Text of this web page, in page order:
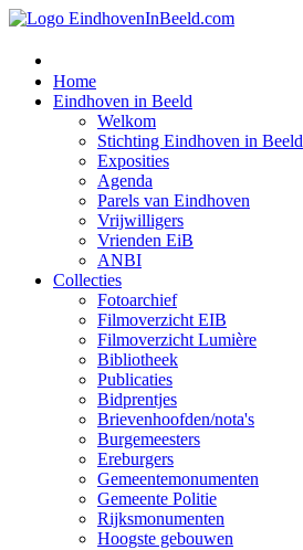
Home
Eindhoven in Beeld
Welkom
Stichting Eindhoven in Beeld
Exposities
Agenda
Parels van Eindhoven
Vrijwilligers
Vrienden EiB
ANBI
Collecties
Fotoarchief
Filmoverzicht EIB
Filmoverzicht Lumière
Bibliotheek
Publicaties
Bidprentjes
Brievenhoofden/nota's
Burgemeesters
Ereburgers
Gemeentemonumenten
Gemeente Politie
Rijksmonumenten
Hoogste gebouwen